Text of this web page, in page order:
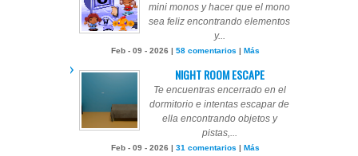
mini monos y hacer que el mono
sea feliz encontrando elementos
y...
Feb - 09 - 2026 | 58 comentarios | Más
NIGHT ROOM ESCAPE
Te encuentras encerrado en el
dormitorio e intentas escapar de
ella encontrando objetos y
pistas,...
Feb - 09 - 2026 | 31 comentarios | Más